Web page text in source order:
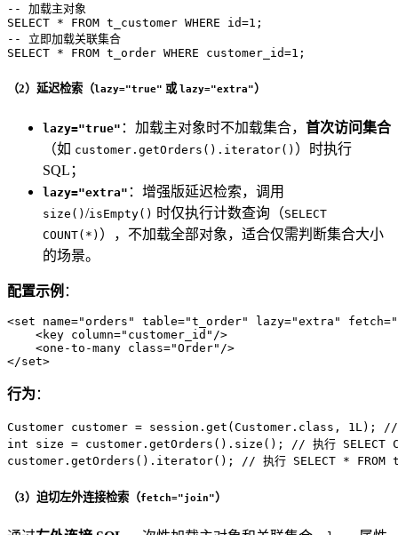
-- 加载主对象
SELECT * FROM t_customer WHERE id=1
-- 立即加载关联集合
SELECT * FROM t_order WHERE customer_id=1 ;
（2）延迟检索（lazy="true" 或lazy="extra"）
lazy="true" ：加载主对象时不加载集合， 首次访问集合
（如 customer.getOrders().iterator() ）时执行
SQL；
lazy="extra" ：增强版延迟检索，调用
size() /isEmpty() 时仅执行计数查询（SELECT
COUNT(*) ），不加载全部对象，适合仅需判断集合大小
的场景。
配置示例 ：
<set name="orders" table="t_order" lazy="extra" fetch=
<key column="customer_id" />
<one-to-many class="Order" />
</set>
行为 ：
Customer customer = session.get(Customer.class, 1L );
//
int
size = customer.getOrders().size();
// 执行 SELECT
customer.getOrders().iterator();
// 执行 SELECT * FROM
（3）迫切左外连接检索（fetch="join"）